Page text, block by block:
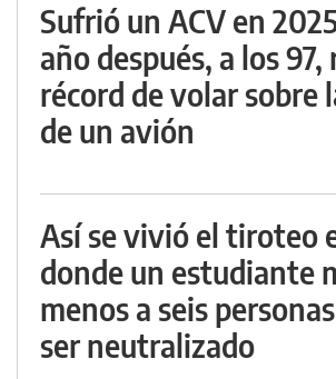
Sufrió un ACV en
año después, a los
récord de volar sobre
de un avión
Así se vivió el tiroteo
donde un estudiante
menos a seis
ser neutralizado